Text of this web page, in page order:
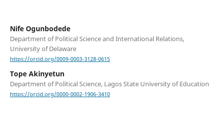
Nife Ogunbodede
Department of Political Science and International Relations,
University of Delaware
https://orcid.org/0009-0003-3128-0615
Tope Akinyetun
Department of Political Science, Lagos State University of Education
https://orcid.org/0000-0002-1906-3410